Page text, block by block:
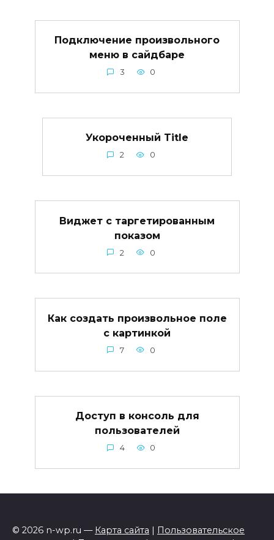
Подключение произвольного
меню в сайдбаре
3 0
Укороченный Title
2 0
Виджет с таргетированным
показом
2 0
Как создать произвольное поле
с картинкой
7 0
Доступ в консоль для
пользователей
4 0
© 2026 n-wp.ru — Карта сайта | Пользовательское